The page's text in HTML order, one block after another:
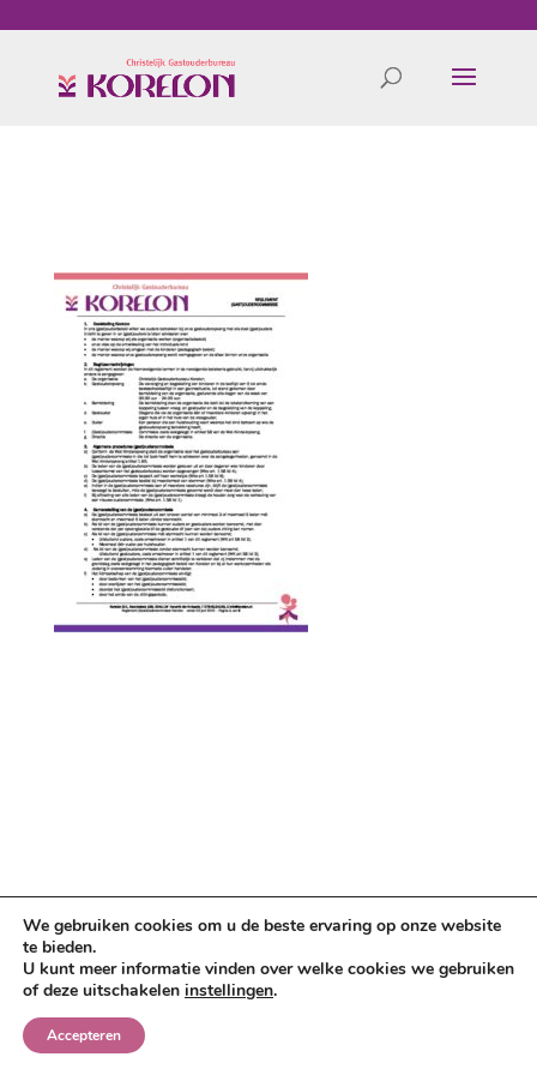
We gebruiken cookies om u de beste ervaring op onze website
te bieden.
U kunt meer informatie vinden over welke cookies we gebruiken
of deze uitschakelen instellingen.
Accepteren